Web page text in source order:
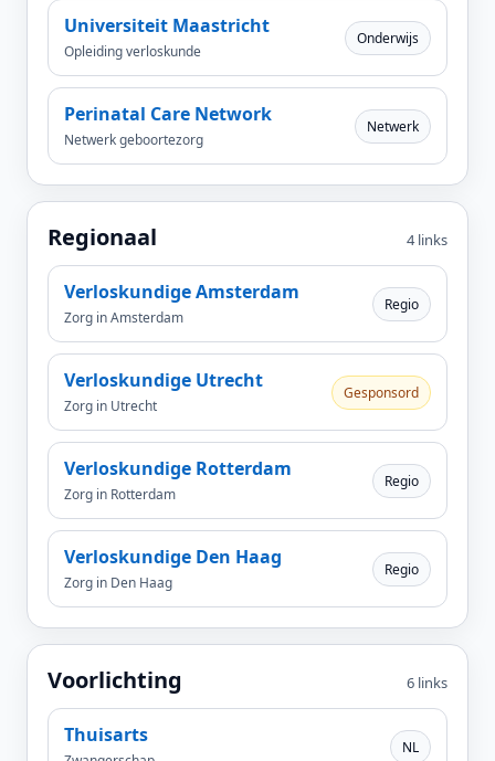
Universiteit Maastricht
Opleiding verloskunde
Onderwijs
Perinatal Care Network
Netwerk geboortezorg
Netwerk
Regionaal 4 links
Verloskundige Amsterdam
Zorg in Amsterdam
Regio
Verloskundige Utrecht
Zorg in Utrecht
Gesponsord
Verloskundige Rotterdam
Zorg in Rotterdam
Regio
Verloskundige Den Haag
Zorg in Den Haag
Regio
Voorlichting 6 links
Thuisarts NL